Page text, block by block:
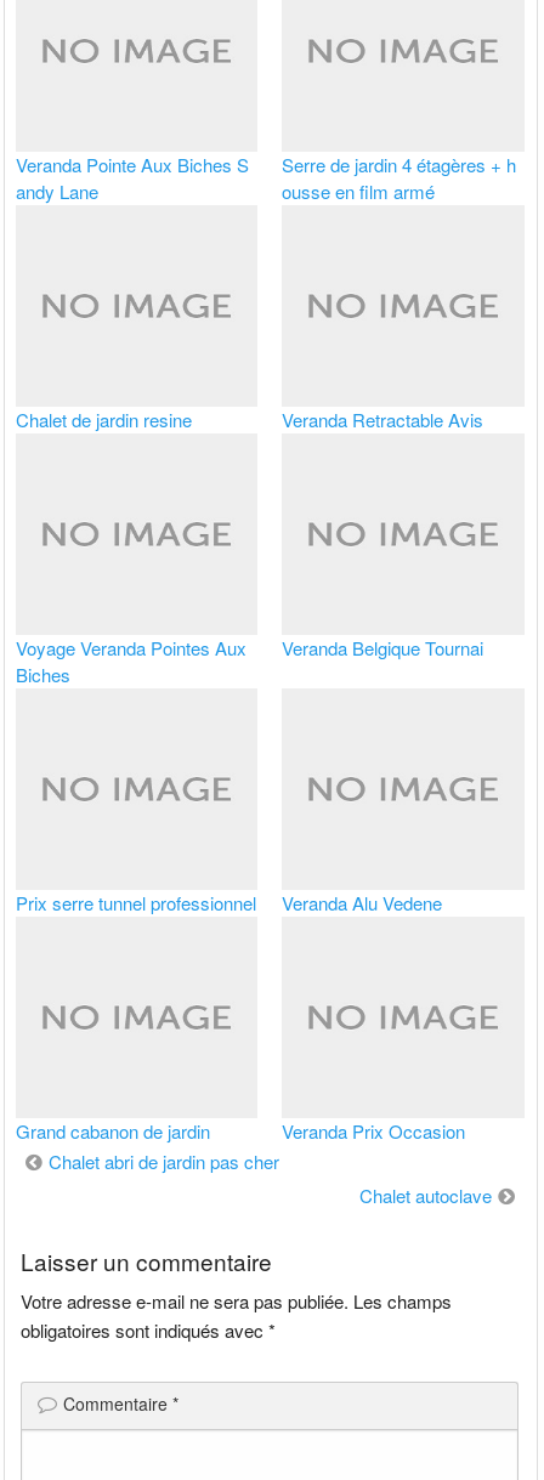
Veranda Pointe Aux Biches S
andy Lane
Serre de jardin 4 étagères + h
ousse en film armé
Chalet de jardin resine Veranda Retractable Avis
Voyage Veranda Pointes Aux
Biches
Veranda Belgique Tournai
Prix serre tunnel professionnel Veranda Alu Vedene
Grand cabanon de jardin Veranda Prix Occasion
Navigation
Chalet abri de jardin pas cher
Chalet autoclave
Laisser un commentaire
Votre adresse e-mail ne sera pas publiée. Les champs
obligatoires sont indiqués avec*
Commentaire*